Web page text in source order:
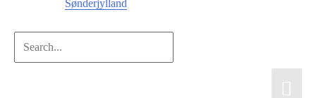
Sønderjylland
Search...